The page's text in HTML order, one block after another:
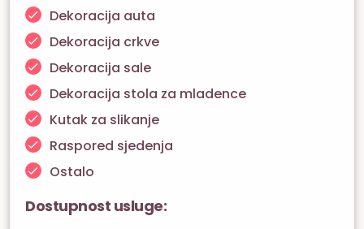
Dekoracija auta
Dekoracija crkve
Dekoracija sale
Dekoracija stola za mladence
Kutak za slikanje
Raspored sjedenja
Ostalo
Dostupnost usluge: